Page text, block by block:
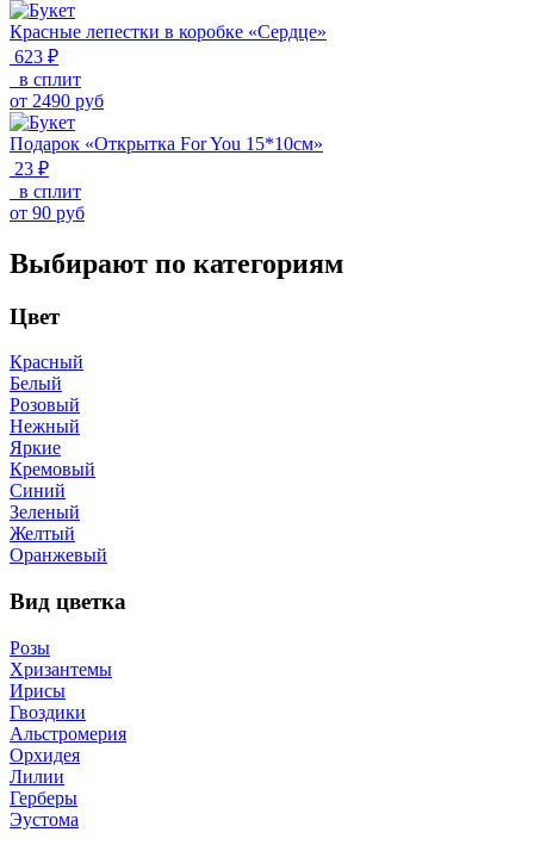
Красные лепестки в коробке «Сердце»
623 ₽
в сплит
от 2490 руб
Подарок «Открытка For You 15*10см»
23 ₽
в сплит
от 90 руб
Выбирают по категориям
Цвет
Красный
Белый
Розовый
Нежный
Яркие
Кремовый
Синий
Зеленый
Желтый
Оранжевый
Вид цветка
Розы
Хризантемы
Ирисы
Гвоздики
Альстромерия
Орхидея
Лилии
Герберы
Эустома